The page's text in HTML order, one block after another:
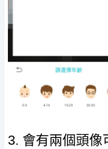
3. 會有兩個頭像